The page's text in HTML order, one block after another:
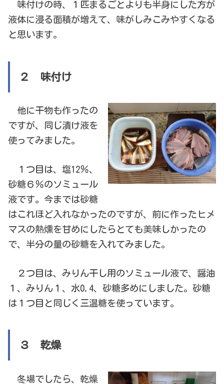
味付けの時、１匹まるごとよりも半身にした方が
液体に浸る面積が増えて、味がしみこみやすくなる
と思います。
２ 味付け
他に干物も作ったの
ですが、同じ漬け液を
使ってみました。
１つ目は、塩12％、
砂糖６％のソミュール
液です。今までは砂糖
はこれほど入れなかったのですが、前に作ったヒメ
マスの熱燻を甘めにしたらとても美味しかったの
で、半分の量の砂糖を入れてみました。
２つ目は、みりん干し用のソミュール液で、醤油
１、みりん１、水0.4、砂糖多めにしました。砂糖
は１つ目と同じく三温糖を使っています。
３ 乾燥
冬場でしたら、乾燥